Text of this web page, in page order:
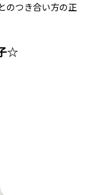
のつき合い方の正
☆